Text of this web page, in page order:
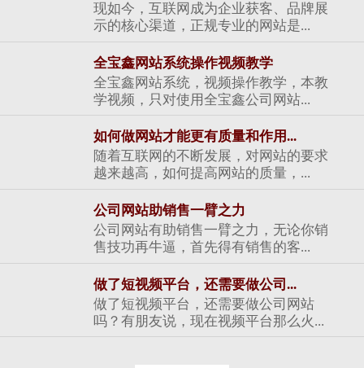
现如今，互联网成为企业获客、品牌展
示的核心渠道，正规专业的网站是...
全宝鑫网站系统操作视频教学
全宝鑫网站系统，视频操作教学，本教
学视频，只对使用全宝鑫公司网站...
如何做网站才能更有质量和作用...
随着互联网的不断发展，对网站的要求
越来越高，如何提高网站的质量，...
公司网站助销售一臂之力
公司网站有助销售一臂之力，无论你销
售技功再牛逼，首先得有销售的客...
做了短视频平台，还需要做公司...
做了短视频平台，还需要做公司网站
吗？有朋友说，现在视频平台那么火...